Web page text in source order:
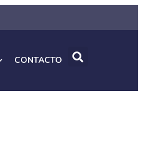
CONTACTO